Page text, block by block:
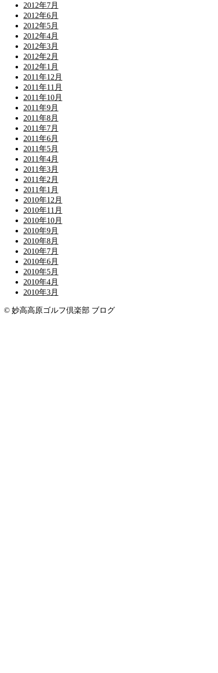
2012年7月
2012年6月
2012年5月
2012年4月
2012年3月
2012年2月
2012年1月
2011年12月
2011年11月
2011年10月
2011年9月
2011年8月
2011年7月
2011年6月
2011年5月
2011年4月
2011年3月
2011年2月
2011年1月
2010年12月
2010年11月
2010年10月
2010年9月
2010年8月
2010年7月
2010年6月
2010年5月
2010年4月
2010年3月
© 妙高高原ゴルフ倶楽部 ブログ